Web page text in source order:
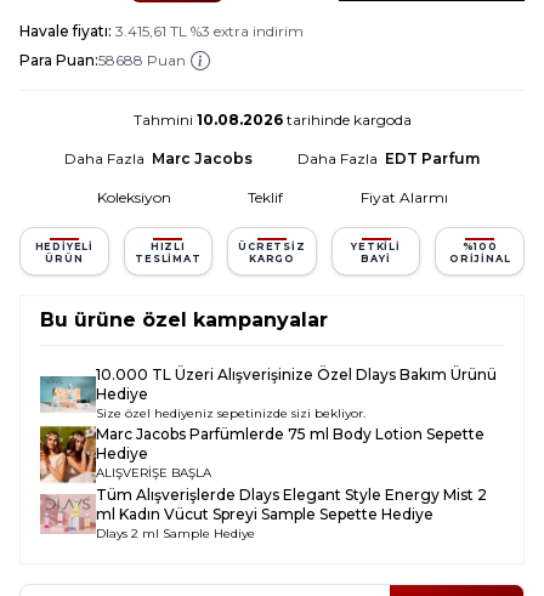
Havale fiyatı: 3.415,61 TL %3 extra indirim
Para Puan:58688 Puan
Tahmini 10.08.2026tarihinde kargoda
Daha Fazla Marc Jacobs Daha Fazla EDT Parfum
Koleksiyon Teklif Fiyat Alarmı
HEDIYELI
ÜRÜN
HIZLI
TESLIMAT
ÜCRETSIZ
KARGO
YETKILI
BAYI
%100
ORIJINAL
Bu ürüne özel kampanyalar
10.000 TL Üzeri Alışverişinize Özel Dlays Bakım Ürünü
Hediye
Size özel hediyeniz sepetinizde sizi bekliyor.
Marc Jacobs Parfümlerde 75 ml Body Lotion Sepette
Hediye
ALIŞVERİŞE BAŞLA
Tüm Alışverişlerde Dlays Elegant Style Energy Mist 2
ml Kadın Vücut Spreyi Sample Sepette Hediye
Dlays 2 ml Sample Hediye